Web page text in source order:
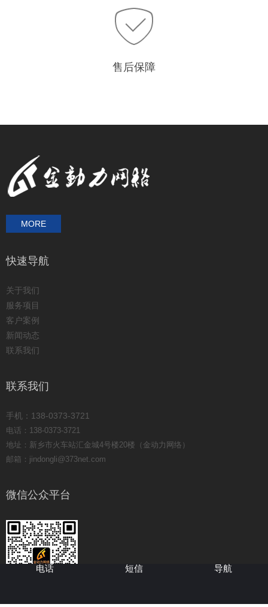
售后保障
MORE
快速导航
关于我们
服务项目
客户案例
新闻动态
联系我们
联系我们
手机：138-0373-3721
电话：138-0373-3721
地址：新乡市火车站汇金城4号楼20楼（金动力网络）
邮箱：jindongli@373net.com
微信公众平台
电话 短信 导航